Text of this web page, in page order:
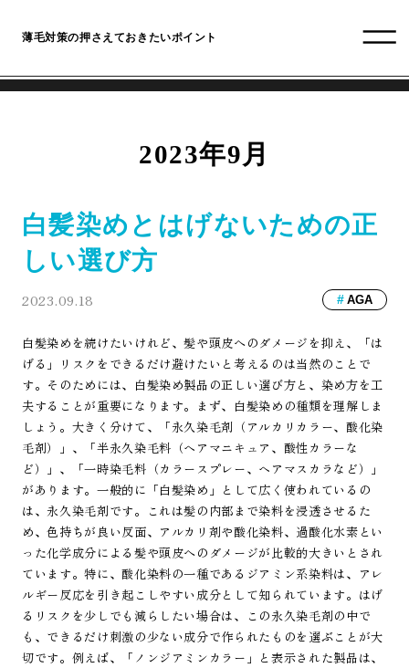
薄毛対策の押さえておきたいポイント
2023年9月
白髪染めとはげないための正
しい選び方
2023.09.18 AGA
白髪染めを続けたいけれど、髪や頭皮へのダメージを抑え、「は
げる」リスクをできるだけ避けたいと考えるのは当然のことで
す。そのためには、白髪染め製品の正しい選び方と、染め方を工
夫することが重要になります。まず、白髪染めの種類を理解しま
しょう。大きく分けて、「永久染毛剤（アルカリカラー、酸化染
毛剤）」、「半永久染毛料（ヘアマニキュア、酸性カラーな
ど）」、「一時染毛料（カラースプレー、ヘアマスカラなど）」
があります。一般的に「白髪染め」として広く使われているの
は、永久染毛剤です。これは髪の内部まで染料を浸透させるた
め、色持ちが良い反面、アルカリ剤や酸化染料、過酸化水素とい
った化学成分による髪や頭皮へのダメージが比較的大きいとされ
ています。特に、酸化染料の一種であるジアミン系染料は、アレ
ルギー反応を引き起こしやすい成分として知られています。はげ
るリスクを少しでも減らしたい場合は、この永久染毛剤の中で
も、できるだけ刺激の少ない成分で作られたものを選ぶことが大
切です。例えば、「ノンジアミンカラー」と表示された製品は、